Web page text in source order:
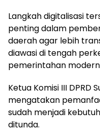
Langkah digitalisasi
penting dalam
daerah agar lebih
diawasi di tengah
pemerintahan
Ketua Komisi III DPRD
mengatakan
sudah menjadi
ditunda.